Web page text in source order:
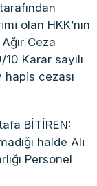
olan HKK’nın
Ceza
Karar sayılı
hapis cezası
BİTİREN:
halde Ali
Personel